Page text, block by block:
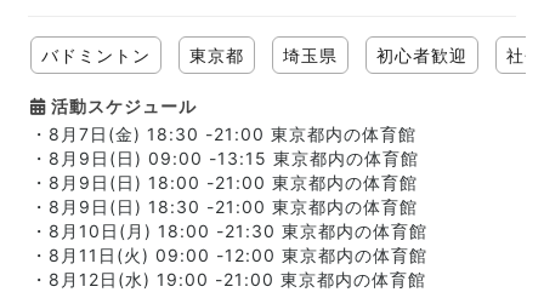
バドミントン 東京都 埼玉県 初心者歓迎 社
活動スケジュール
・8月7日(金) 18:30 -21:00 東京都内の体育館
・8月9日(日) 09:00 -13:15 東京都内の体育館
・8月9日(日) 18:00 -21:00 東京都内の体育館
・8月9日(日) 18:30 -21:00 東京都内の体育館
・8月10日(月) 18:00 -21:30 東京都内の体育館
・8月11日(火) 09:00 -12:00 東京都内の体育館
・8月12日(水) 19:00 -21:00 東京都内の体育館